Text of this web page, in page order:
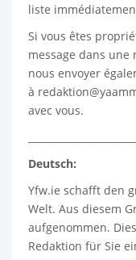
liste
Si vous êtes
message dans une
nous envoyer
à
avec vous.
Deutsch:
Yfw.ie schafft den
Welt. Aus diesem
aufgenommen.
Redaktion für Sie